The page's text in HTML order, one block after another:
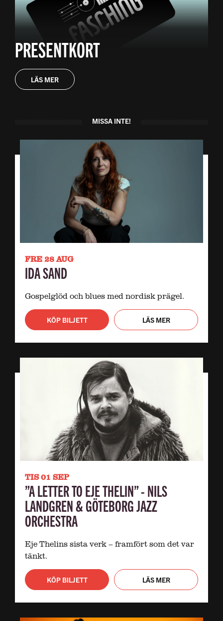
PRESENTKORT
LÄS MER
MISSA INTE!
FRE 28 AUG
IDA SAND
Gospelglöd och blues med nordisk prägel.
KÖP BILJETT LÄS MER
TIS 01 SEP
”A LETTER TO EJE THELIN” - NILS
LANDGREN & GÖTEBORG JAZZ
ORCHESTRA
Eje Thelins sista verk – framfört som det var
tänkt.
KÖP BILJETT LÄS MER